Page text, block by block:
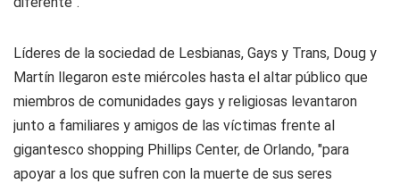
Líderes de la sociedad de Lesbianas, Gays y Trans, Doug y
Martín llegaron este miércoles hasta el altar público que
miembros de comunidades gays y religiosas levantaron
junto a familiares y amigos de las víctimas frente al
gigantesco shopping Phillips Center, de Orlando, "para
apoyar a los que sufren con la muerte de sus seres